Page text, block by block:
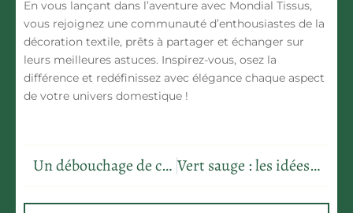
En vous lançant dans l’aventure avec Mondial Tissus,
vous rejoignez une communauté d’enthousiastes de la
décoration textile, prêts à partager et échanger sur
leurs meilleures astuces. Inspirez-vous, osez la
différence et redéfinissez avec élégance chaque aspect
de votre univers domestique !
Un débouchage de canalisation sans produits chimiques pour un résultat éclatant Vert sauge : les idées déco pour une ambiance apaisante